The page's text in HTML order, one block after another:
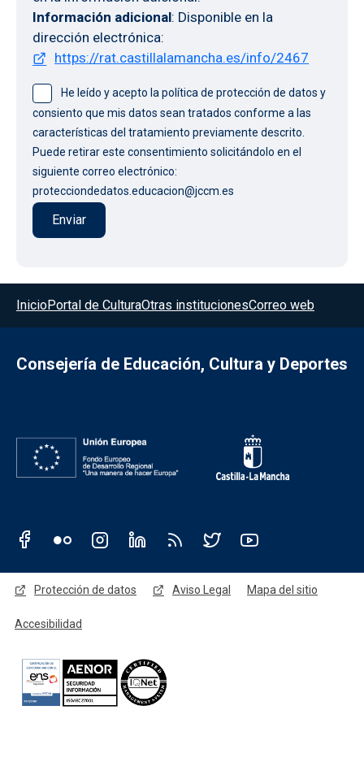
Información adicional: Disponible en la
dirección electrónica:
https://rat.castillalamancha.es/info/2467
He leído y acepto la política de protección de datos y
consiento que mis datos sean tratados conforme a las
características del tratamiento previamente descrito.
Puede retirar este consentimiento solicitándolo en el
siguiente correo electrónico:
protecciondedatos.educacion@jccm.es
Menú del pie
InicioPortal de CulturaOtras institucionesCorreo web
Consejería de Educación, Cultura y Deportes
Redes sociales JCCM
Menú legal
Protección de datos Aviso Legal Mapa del sitio
Accesibilidad